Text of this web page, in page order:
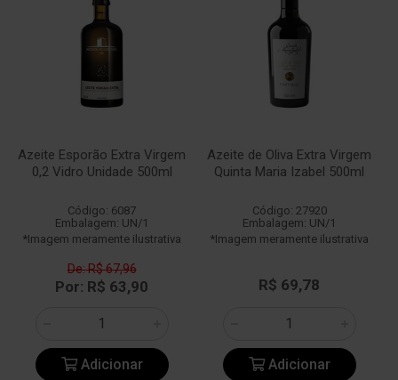
Azeite Esporão Extra Virgem
0,2 Vidro Unidade 500ml
Código: 6087
Embalagem: UN/1
*Imagem meramente ilustrativa
De: R$ 67,96
Por: R$ 63,90
Adicionar
Azeite de Oliva Extra Virgem
Quinta Maria Izabel 500ml
Código: 27920
Embalagem: UN/1
*Imagem meramente ilustrativa
R$ 69,78
Adicionar